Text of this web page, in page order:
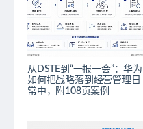
从DSTE到“一报一会”：华为
如何把战略落到经营管理日
常中，附108页案例